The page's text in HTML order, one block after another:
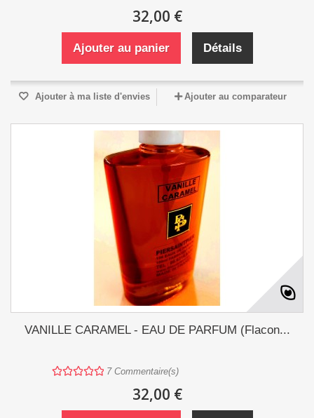
32,00 €
Ajouter au panier Détails
Ajouter à ma liste d'envies Ajouter au comparateur
VANILLE CARAMEL - EAU DE PARFUM (Flacon...
7Commentaire(s)
32,00 €